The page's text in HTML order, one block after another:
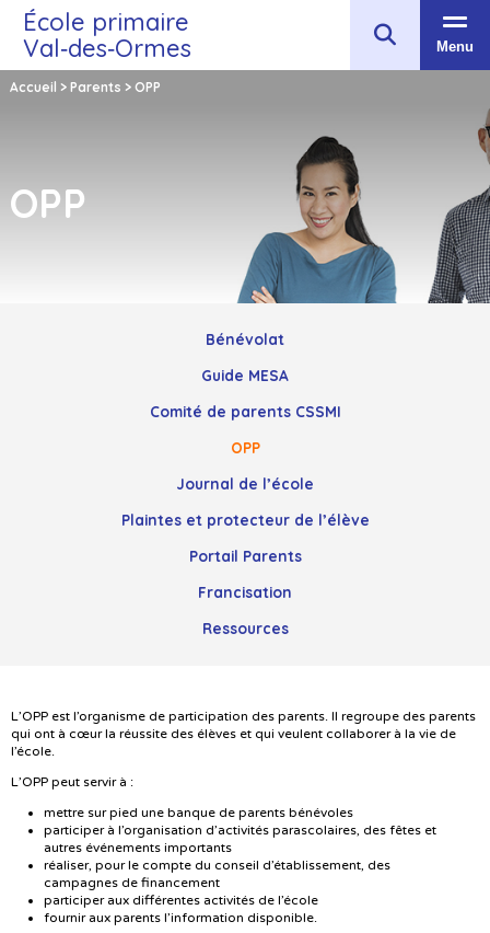
École primaire
Val‑des‑Ormes
Menu
Accueil > Parents > OPP
OPP
Bénévolat
Guide MESA
Comité de parents CSSMI
OPP
Journal de l’école
Plaintes et protecteur de l’élève
Portail Parents
Francisation
Ressources
L’OPP est l’organisme de participation des parents. Il regroupe des parents
qui ont à cœur la réussite des élèves et qui veulent collaborer à la vie de
l’école.
L’OPP peut servir à :
mettre sur pied une banque de parents bénévoles
participer à l’organisation d’activités parascolaires, des fêtes et
autres événements importants
réaliser, pour le compte du conseil d’établissement, des
campagnes de financement
participer aux différentes activités de l’école
fournir aux parents l’information disponible.